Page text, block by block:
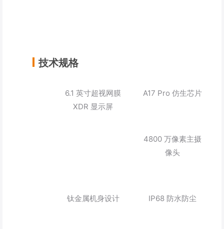
技术规格
6.1 英寸超视网膜
XDR 显示屏
A17 Pro 仿生芯片
4800 万像素主摄
像头
钛金属机身设计 IP68 防水防尘